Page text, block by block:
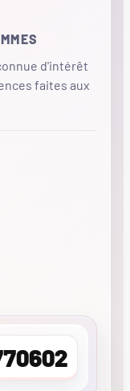
d'intérêt
faites aux